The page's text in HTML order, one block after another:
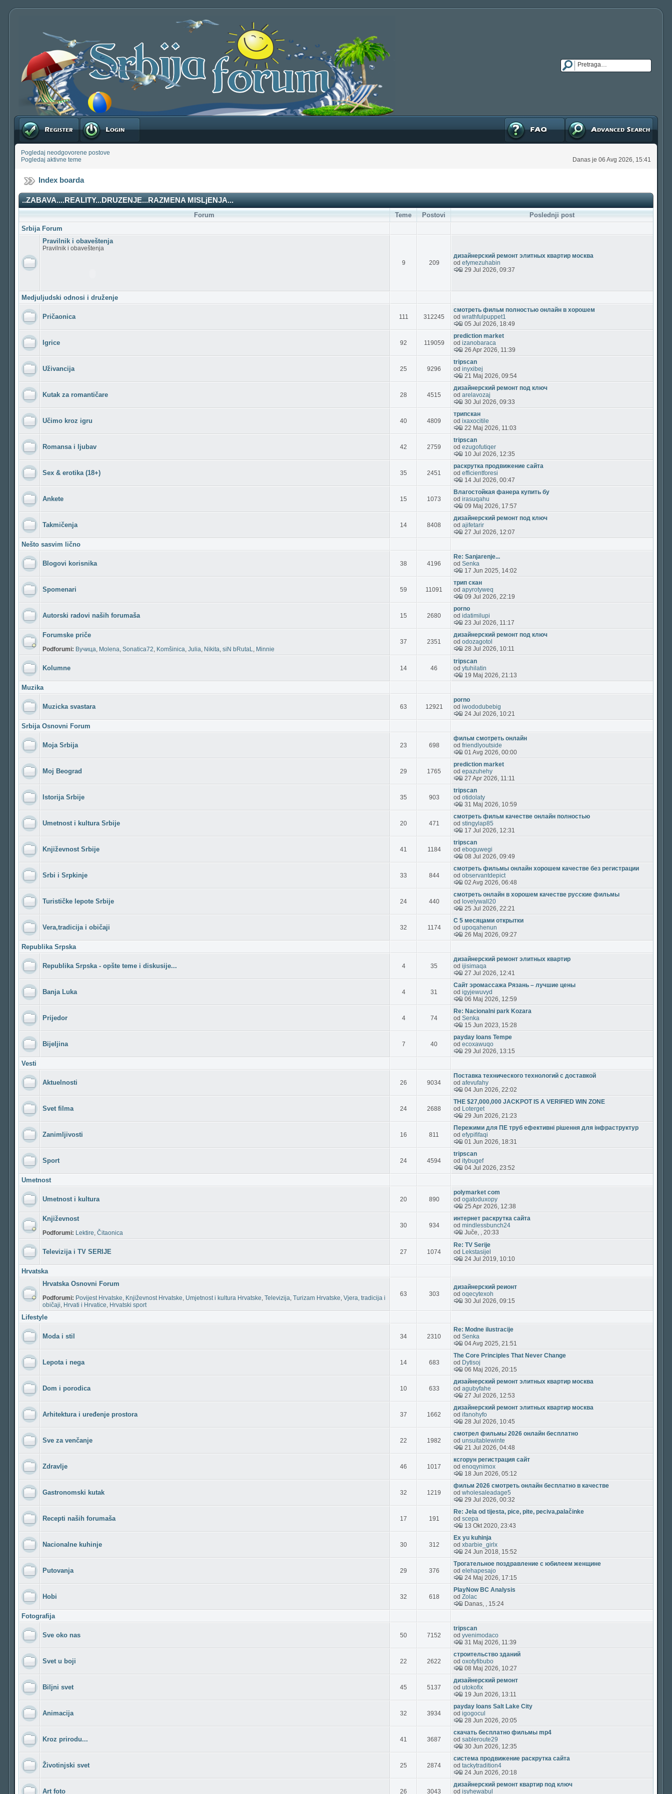
Registruj se Prijavite se Napredna pretraga
FAQ
Pogledaj neodgovorene postove
Pogledaj aktivne teme
Danas je 06 Avg 2026, 15:41
Index boarda
..ZABAVA....REALITY...DRUZENJE...RAZMENA MISLjENJA...
Forum Teme Postovi
Poslednji post
Srbija Forum
Pravilnik i obaveštenja
Pravilnik i obaveštenja
9 209
дизайнерский ремонт элитных квартир москва
od efymezuhabin
29 Jul 2026, 09:37
Medjuljudski odnosi i druženje
Pričaonica 111 312245
смотреть фильм полностью онлайн в хорошем
od wrathfulpuppet1
05 Jul 2026, 18:49
Igrice 92 119059
prediction market
od izanobaraca
26 Apr 2026, 11:39
Uživancija 25 9296
tripscan
od inyxibej
21 Maj 2026, 09:54
Kutak za romantičare 28 4515
дизайнерский ремонт под ключ
od arelavozaj
30 Jul 2026, 09:33
Učimo kroz igru 40 4809
трипскан
od ixaxocitile
22 Maj 2026, 11:03
Romansa i ljubav 42 2759
tripscan
od ezugofutiqer
10 Jul 2026, 12:35
Sex & erotika (18+) 35 2451
раскрутка продвижение сайта
od efficientforesi
14 Jul 2026, 00:47
Ankete 15 1073
Влагостойкая фанера купить бу
od irasuqahu
09 Maj 2026, 17:57
Takmičenja 14 8408
дизайнерский ремонт под ключ
od ajifetarir
27 Jul 2026, 12:07
Nešto sasvim lično
Blogovi korisnika 38 4196
Re: Sanjarenje...
od Senka
17 Jun 2025, 14:02
Spomenari 59 11091
трип скан
od apyrotyweq
09 Jul 2026, 22:19
Autorski radovi naših forumaša 15 2680
porno
od idatimilupi
23 Jul 2026, 11:17
Forumske priče
Podforumi: Вучица, Molena, Sonatica72, Komšinica, Julia, Nikita, siN bRutaL, Minnie
37 2351
дизайнерский ремонт под ключ
od odozagotol
28 Jul 2026, 10:11
Kolumne 14 46
tripscan
od ytuhilatin
19 Maj 2026, 21:13
Muzika
Muzicka svastara 63 12921
porno
od iwododubebig
24 Jul 2026, 10:21
Srbija Osnovni Forum
Moja Srbija 23 698
фильм смотреть онлайн
od friendlyoutside
01 Avg 2026, 00:00
Moj Beograd 29 1765
prediction market
od epazuhehy
27 Apr 2026, 11:11
Istorija Srbije 35 903
tripscan
od otidolaty
31 Maj 2026, 10:59
Umetnost i kultura Srbije 20 471
смотреть фильм качестве онлайн полностью
od stingylap85
17 Jul 2026, 12:31
Književnost Srbije 41 1184
tripscan
od eboguwegi
08 Jul 2026, 09:49
Srbi i Srpkinje 33 844
смотреть фильмы онлайн хорошем качестве без регистрации
od observantdepict
02 Avg 2026, 06:48
Turističke lepote Srbije 24 440
смотреть онлайн в хорошем качестве русские фильмы
od lovelywall20
25 Jul 2026, 22:21
Vera,tradicija i običaji 32 1174
С 5 месяцами открытки
od upoqahenun
26 Maj 2026, 09:27
Republika Srpska
Republika Srpska - opšte teme i diskusije... 4 35
дизайнерский ремонт элитных квартир
od ijisimaqa
27 Jul 2026, 12:41
Banja Luka 4 31
Сайт эромассажа Рязань – лучшие цены
od igyjewuvyd
06 Maj 2026, 12:59
Prijedor 4 74
Re: Nacionalni park Kozara
od Senka
15 Jun 2023, 15:28
Bijeljina 7 40
payday loans Tempe
od ecoxawuqo
29 Jul 2026, 13:15
Vesti
Aktuelnosti 26 9034
Поставка технического технологий с доставкой
od afevufahy
04 Jun 2026, 22:02
Svet filma 24 2688
THE $27,000,000 JACKPOT IS A VERIFIED WIN ZONE
od Loterget
29 Jun 2026, 21:23
Zanimljivosti 16 811
Пережими для ПЕ труб ефективні рішення для інфраструктур
od efypififaqi
01 Jun 2026, 18:31
Sport 24 4594
tripscan
od itybugef
04 Jul 2026, 23:52
Umetnost
Umetnost i kultura 20 890
polymarket com
od ogatoduxopy
25 Apr 2026, 12:38
Književnost
Podforumi: Lektire, Čitaonica
30 934
интернет раскрутка сайта
od mindlessbunch24
Juče, , 20:33
Televizija i TV SERIJE 27 1074
Re: TV Serije
od Lekstasijel
24 Jul 2019, 10:10
Hrvatska
Hrvatska Osnovni Forum
Podforumi: Povijest Hrvatske, Književnost Hrvatske, Umjetnost i kultura Hrvatske, Televizija, Turizam Hrvatske, Vjera, tradicija i
običaji, Hrvati i Hrvatice, Hrvatski sport
63 303
дизайнерский реионт
od oqecytexoh
30 Jul 2026, 09:15
Lifestyle
Moda i stil 34 2310
Re: Modne ilustracije
od Senka
04 Avg 2025, 21:51
Lepota i nega 14 683
The Core Principles That Never Change
od Dytisoj
06 Maj 2026, 20:15
Dom i porodica 10 633
дизайнерский ремонт элитных квартир москва
od agubyfahe
27 Jul 2026, 12:53
Arhitektura i uređenje prostora 37 1662
дизайнерский ремонт элитных квартир москва
od ifanohyfo
28 Jul 2026, 10:45
Sve za venčanje 22 1982
смотрел фильмы 2026 онлайн бесплатно
od unsuitablewinte
21 Jul 2026, 04:48
Zdravlje 46 1017
ксгорун регистрация сайт
od enoqynimox
18 Jun 2026, 05:12
Gastronomski kutak 32 1219
фильм 2026 смотреть онлайн бесплатно в качестве
od wholesaleadage5
29 Jul 2026, 00:32
Recepti naših forumaša 17 191
Re: Jela od tijesta, pice, pite, peciva,palačinke
od scepa
13 Okt 2020, 23:43
Nacionalne kuhinje 30 312
Ex yu kuhinja
od xbarbie_girlx
24 Jun 2018, 15:52
Putovanja 29 376
Трогательное поздравление с юбилеем женщине
od elehapesajo
24 Maj 2026, 17:15
Hobi 32 618
PlayNow BC Analysis
od Zolac
Danas, , 15:24
Fotografija
Sve oko nas 50 7152
tripscan
od yvenimodaco
31 Maj 2026, 11:39
Svet u boji 22 2622
строительство зданий
od oxotyfibubo
08 Maj 2026, 10:27
Biljni svet 45 5137
дизайнерский ремонт
od utokofix
19 Jun 2026, 13:11
Animacija 32 3934
payday loans Salt Lake City
od igogocul
28 Jun 2026, 20:05
Kroz prirodu... 41 3687
скачать бесплатно фильмы mp4
od sableroute29
30 Jun 2026, 12:35
Životinjski svet 25 2874
система продвижение раскрутка сайта
od tackytradition4
24 Jun 2026, 20:18
Art foto 26 3043
дизайнерский ремонт квартир под ключ
od isyhewabul